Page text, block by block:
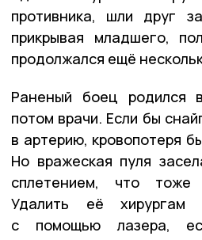
противника, шли друг
прикрывая младшего,
продолжался ещё
Раненый боец родился
потом врачи. Если бы
в артерию, кровопотеря
Но вражеская пуля
сплетением, что тоже
Удалить её хирургам
с помощью лазера,